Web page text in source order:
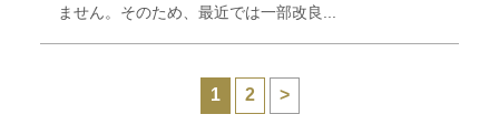
ません。そのため、最近では一部改良...
1 2 >